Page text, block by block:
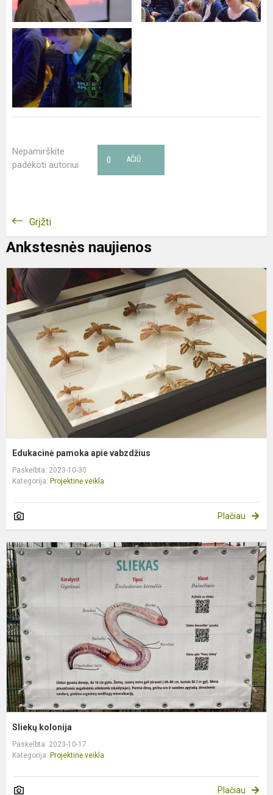
Nepamirškite
padėkoti autoriui
AČIŪ
0
Grįžti
Ankstesnės naujienos
Edukacinė pamoka apie vabzdžius
Paskelbta: 2023-10-30
Kategorija: Projektinė veikla
Plačiau
Sliekų kolonija
Paskelbta: 2023-10-17
Kategorija: Projektinė veikla
Plačiau